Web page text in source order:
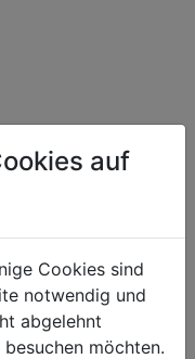
auf
Cookies sind
notwendig und
abgelehnt
möchten.